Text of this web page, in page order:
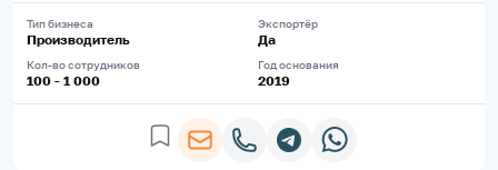
Тип бизнеса
Производитель
Экспортёр
Да
Кол-во сотрудников
100 - 1 000
Год основания
2019